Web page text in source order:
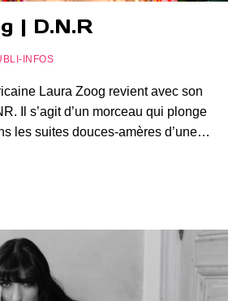
| D.N.R
INFOS
Laura Zoog revient avec son
Il s’agit d’un morceau qui plonge
les suites douces-amères d’une…